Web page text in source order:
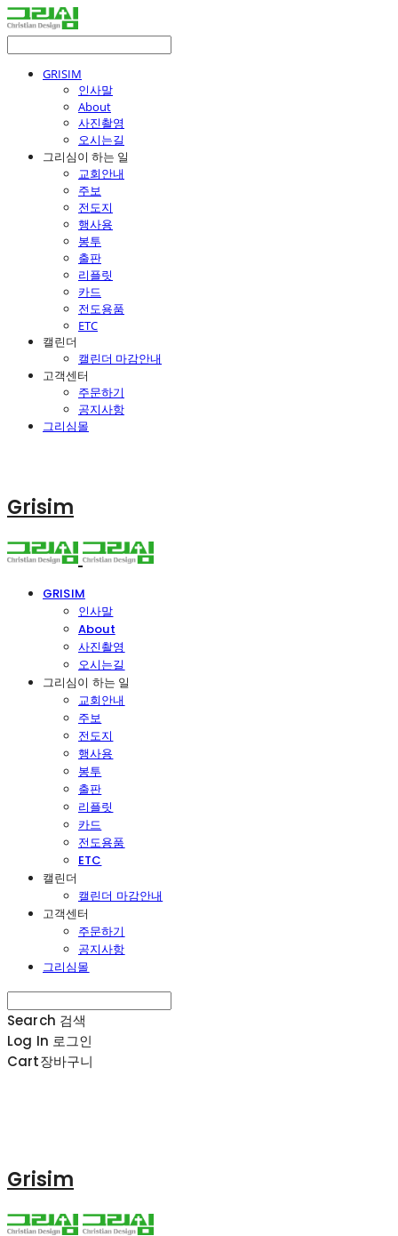
GRISIM
인사말
About
사진촬영
오시는길
그리심이 하는 일
교회안내
주보
전도지
행사용
봉투
출판
리플릿
카드
전도용품
ETC
캘린더
캘린더 마감안내
고객센터
주문하기
공지사항
그리심몰
Grisim
GRISIM
인사말
About
사진촬영
오시는길
그리심이 하는 일
교회안내
주보
전도지
행사용
봉투
출판
리플릿
카드
전도용품
ETC
캘린더
캘린더 마감안내
고객센터
주문하기
공지사항
그리심몰
Search 검색
Log In 로그인
Cart장바구니
Grisim